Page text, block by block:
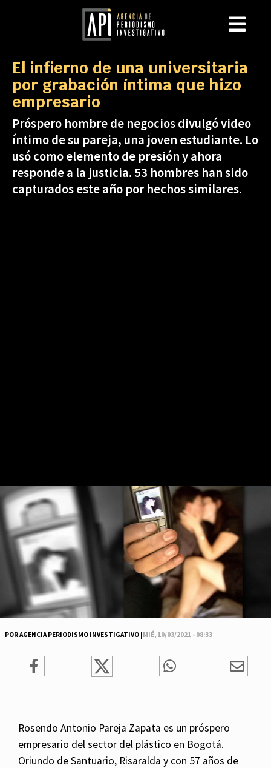
El infierno de una universitaria
por grabación íntima que hizo
empresario
Próspero hombre de negocios divulgó video
íntimo de su pareja, una joven estudiante. Lo
usó como elemento de presión y ahora
responde a la justicia. 53 hombres han sido
capturados este año por hechos similares.
POR AGENCIA PERIODISMO INVESTIGATIVO | MIÉ, 10/03/2021 - 08:33
Rosendo Antonio Pareja Zapata es un próspero
empresario del sector del plástico en Bogotá.
Oriundo de Santuario, Risaralda y con 57 años de